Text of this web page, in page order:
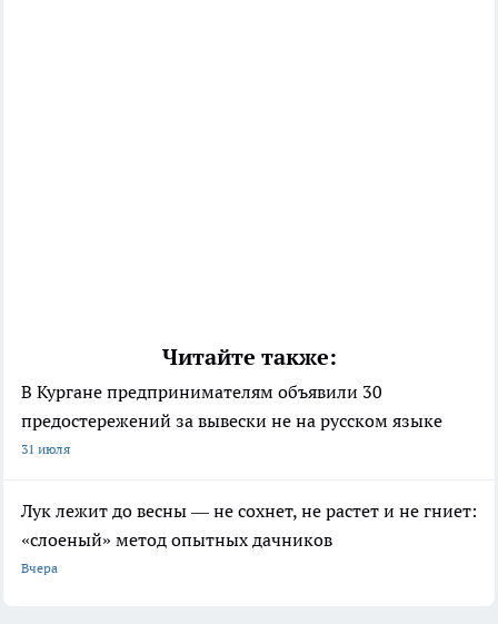
Читайте также:
В Кургане предпринимателям объявили 30
предостережений за вывески не на русском языке
31 июля
Лук лежит до весны — не сохнет, не растет и не гниет:
«слоеный» метод опытных дачников
Вчера